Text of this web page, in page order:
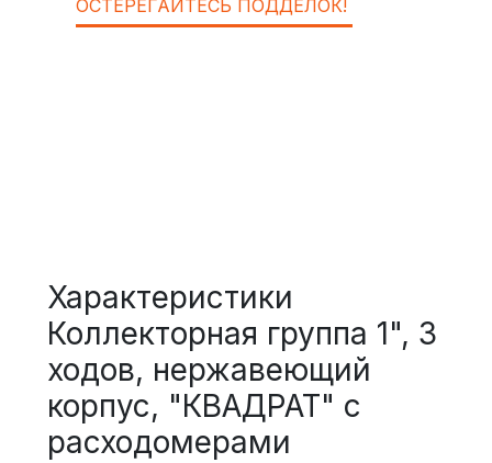
ОСТЕРЕГАЙТЕСЬ ПОДДЕЛОК!
Характеристики
Коллекторная группа 1", 3
ходов, нержавеющий
корпус, "КВАДРАТ" с
расходомерами